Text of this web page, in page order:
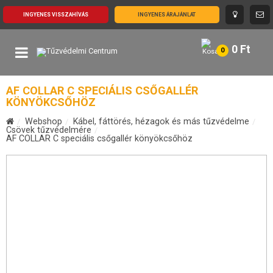
INGYENES VISSZAHÍVÁS INGYENES ÁRAJÁNLAT
0 0 Ft
AF COLLAR C SPECIÁLIS CSŐGALLÉR
KÖNYÖKCSŐHÖZ
Webshop
Kábel, fáttörés, hézagok és más tűzvédelme
Csövek tűzvédelmére
AF COLLAR C speciális csőgallér könyökcsőhöz